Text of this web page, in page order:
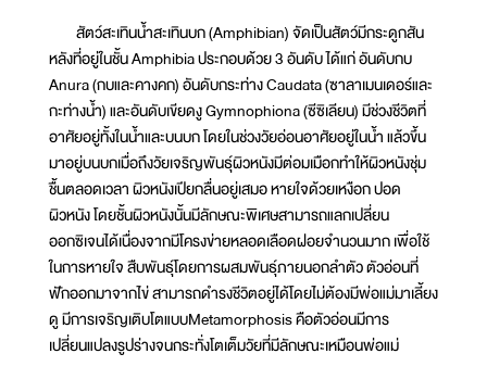
สัตว์สะเทินน้ำสะเทินบก (Amphibian) จัดเป็นสัตว์มีกระดูกสัน
หลังที่อยู่ในชั้น Amphibia ประกอบด้วย 3 อันดับ ได้แก่ อันดับกบ
Anura (กบและคางคก) อันดับกระท่าง Caudata (ซาลาเมนเดอร์และ
กะท่างน้ำ) และอันดับเขียดงู Gymnophiona (ซีซิเลียน) มีช่วงชีวิตที่
อาศัยอยู่ทั้งในน้ำและบนบก โดยในช่วงวัยอ่อนอาศัยอยู่ในน้ำ แล้วขึ้น
มาอยู่บนบกเมื่อถึงวัยเจริญพันธุ์ผิวหนังมีต่อมเมือกทำให้ผิวหนังชุ่ม
ชื้นตลอดเวลา ผิวหนังเปียกลื่นอยู่เสมอ หายใจด้วยเหงือก ปอด
ผิวหนัง โดยชั้นผิวหนังนั้นมีลักษณะพิเศษสามารถแลกเปลี่ยน
ออกซิเจนได้เนื่องจากมีโครงข่ายหลอดเลือดฝอยจำนวนมาก เพื่อใช้
ในการหายใจ สืบพันธุ์โดยการผสมพันธุ์ภายนอกลำตัว ตัวอ่อนที่
ฟักออกมาจากไข่ สามารถดำรงชีวิตอยู่ได้โดยไม่ต้องมีพ่อแม่มาเลี้ยง
ดู มีการเจริญเติบโตแบบMetamorphosis คือตัวอ่อนมีการ
เปลี่ยนแปลงรูปร่างจนกระทั่งโตเต็มวัยที่มีลักษณะเหมือนพ่อแม่